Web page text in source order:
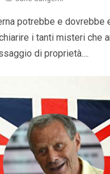
potrebbe e dovrebbe
i tanti misteri che
di proprietà....